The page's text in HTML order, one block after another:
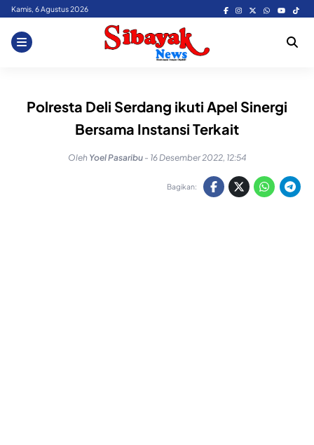
Skip
content
Kamis, 6 Agustus 2026
Polresta Deli Serdang ikuti Apel Sinergi
Bersama Instansi Terkait
Oleh Yoel Pasaribu - 16 Desember 2022, 12:54
Bagikan: